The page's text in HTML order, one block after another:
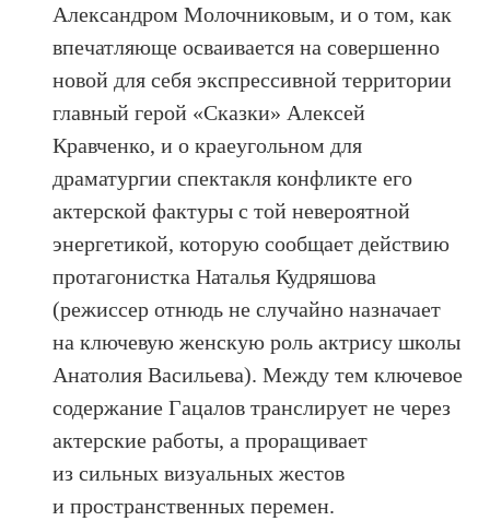
Александром Молочниковым, и о том, как
впечатляюще осваивается на совершенно
новой для себя экспрессивной территории
главный герой «Сказки» Алексей
Кравченко, и о краеугольном для
драматургии спектакля конфликте его
актерской фактуры с той невероятной
энергетикой, которую сообщает действию
протагонистка Наталья Кудряшова
(режиссер отнюдь не случайно назначает
на ключевую женскую роль актрису школы
Анатолия Васильева). Между тем ключевое
содержание Гацалов транслирует не через
актерские работы, а проращивает
из сильных визуальных жестов
и пространственных перемен.